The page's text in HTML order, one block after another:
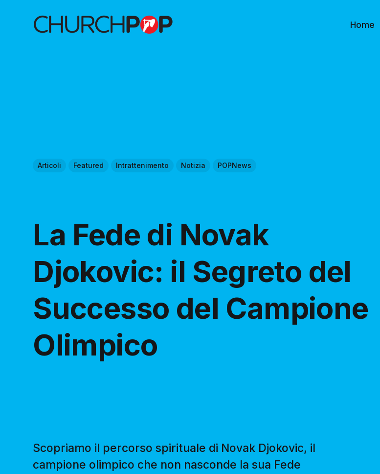
Home
Articoli Featured Intrattenimento Notizia POPNews
La Fede di Novak
Djokovic: il Segreto del
Successo del Campione
Olimpico
Scopriamo il percorso spirituale di Novak Djokovic, il
campione olimpico che non nasconde la sua Fede